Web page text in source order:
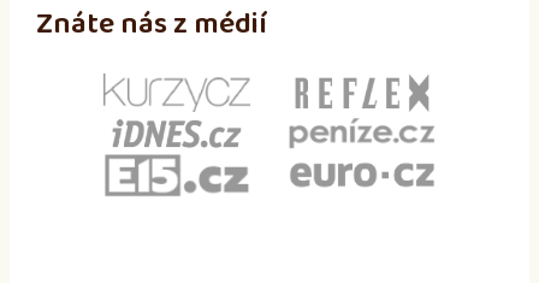
Znáte nás z médií